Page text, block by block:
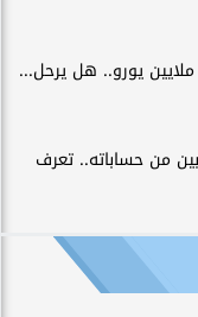
يستبعد 4 لاعبين من حساباته.. تعرف